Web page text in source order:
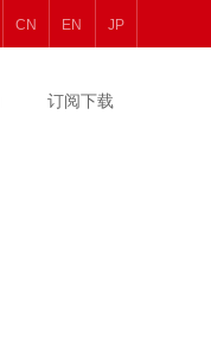
CN EN JP
订阅下载